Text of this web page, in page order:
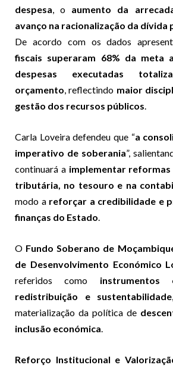
despesa, o aumento da
avanço na racionalização da dívida
De acordo com os dados
fiscais superaram 68% da meta
despesas executadas
orçamento, reflectindo maior
gestão dos recursos públicos.
Carla Loveira defendeu que “a
imperativo de soberania”,
continuará a implementar
tributária, no tesouro e na
modo a reforçar a credibilidade e
finanças do Estado.
O Fundo Soberano de
de Desenvolvimento Económico
referidos como instrumentos
redistribuição e sustentabilidade
materialização da política de
inclusão económica.
Reforço Institucional e